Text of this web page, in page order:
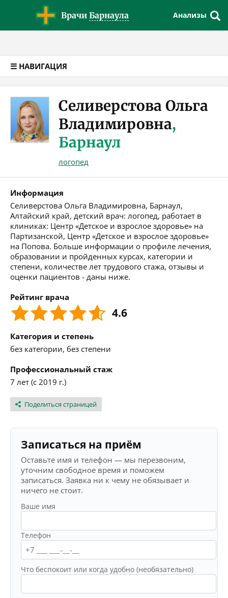
Врачи Барнаула Анализы
☰ НАВИГАЦИЯ
Селиверстова Ольга
Владимировна,
Барнаул
логопед
Информация
Селиверстова Ольга Владимировна, Барнаул,
Алтайский край, детский врач: логопед, работает в
клиниках: Центр «Детское и взрослое здоровье» на
Партизанской, Центр «Детское и взрослое здоровье»
на Попова. Больше информации о профиле лечения,
образовании и пройденных курсах, категории и
степени, количестве лет трудового стажа, отзывы и
оценки пациентов - даны ниже.
Рейтинг врача
4.6
Категория и степень
без категории, без степени
Профессиональный стаж
7 лет (с 2019 г.)
Поделиться страницей
Записаться на приём
Оставьте имя и телефон — мы перезвоним,
уточним свободное время и поможем
записаться. Заявка ни к чему не обязывает и
ничего не стоит.
Ваше имя
Телефон
Что беспокоит или когда удобно (необязательно)